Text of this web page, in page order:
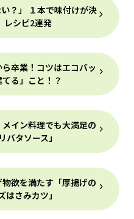
？」 １本で味付けが決
レシピ2連発
卒業！コツはエコバッ
る」こと！？
イン料理でも大満足の
バタソース」
欲を満たす「厚揚げの
はさみカツ」